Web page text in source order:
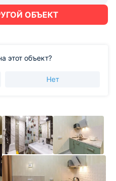
ОБЪЕКТ
этот объект?
Нет